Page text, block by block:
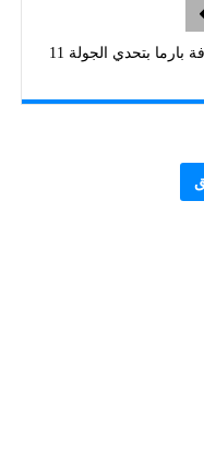
بتحدي الجولة 11